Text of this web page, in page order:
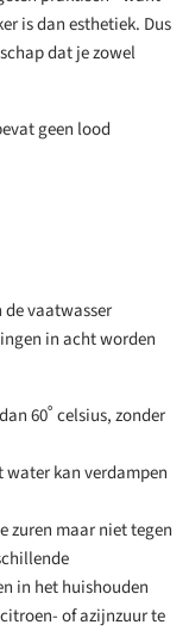
is dan esthetiek. Dus
dat je zowel
geen lood
vaatwasser
in acht worden
60˚ celsius, zonder
water kan verdampen
zuren maar niet tegen
in het huishouden
of azijnzuur te